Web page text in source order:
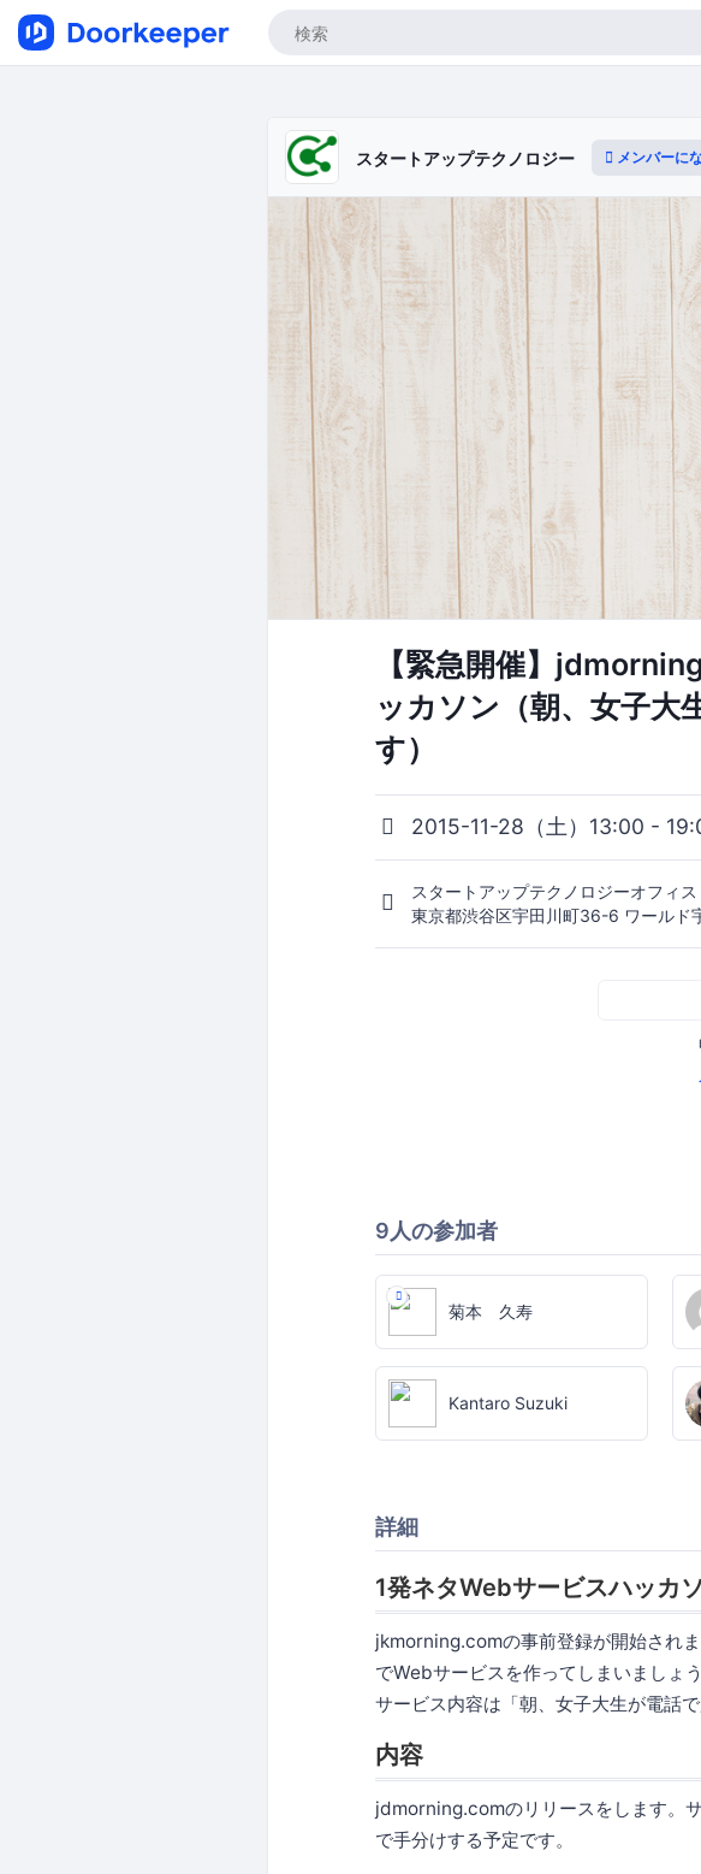
スタートアップテクノロジー メンバーに
【緊急開催】
ッカソン（朝、女子大
す）
2015-11-28（土）13:00 -
スタートアップテクノロジーオフィス
東京都渋谷区宇田川町36-6 ワールド
9人の参加者
菊本 久寿
Kantaro Suzuki
詳細
1発ネタWebサービスハッカ
jkmorning.comの事前登録が開始され
でWebサービスを作ってしまいましょう
サービス内容は「朝、女子大生が電話
内容
jdmorning.comのリリースをします。
で手分けする予定です。